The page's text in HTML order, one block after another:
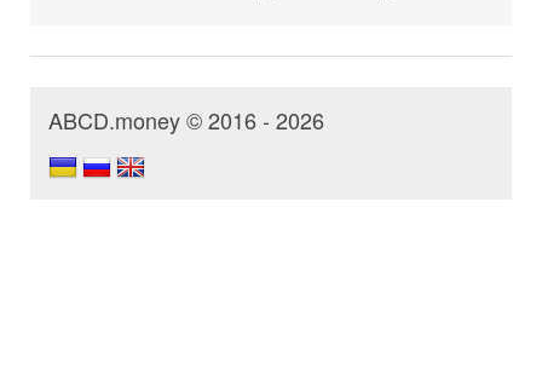
ABCD.money © 2016 - 2026